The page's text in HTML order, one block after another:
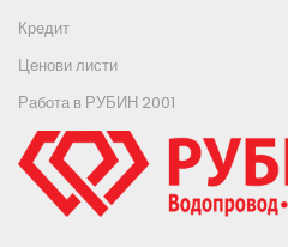
Кредит
Ценови листи
Работа в РУБИН 2001